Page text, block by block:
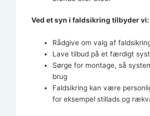
Ved et syn i faldsikring tilbyder vi:
Rådgive om valg af
Lave tilbud på et færdigt
Sørge for montage, så
brug
Faldsikring kan være
for eksempel stillads og